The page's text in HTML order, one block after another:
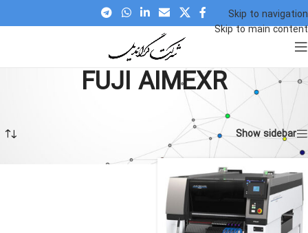
Skip to navigation
Skip to main content
FUJI AIMEXR
Home FUJI AIMEXR
Show sidebar